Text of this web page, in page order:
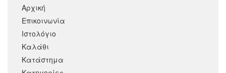
Αρχική
Επικοινωνία
Ιστολόγιο
Καλάθι
Κατάστημα